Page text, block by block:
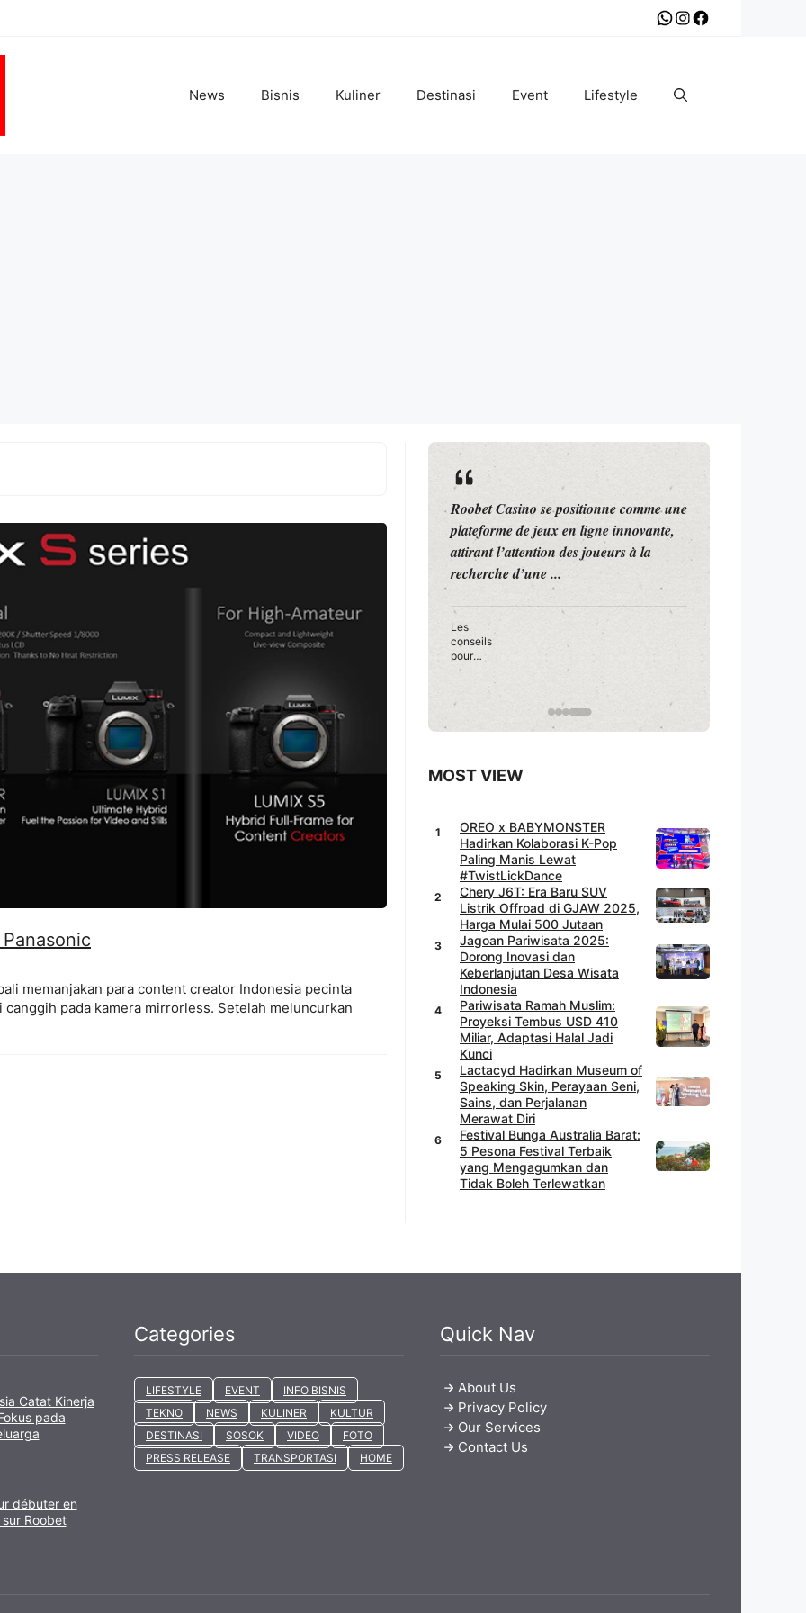
WhatsApp
Instagram
Facebook
News Bisnis Kuliner Destinasi Event Lifestyle
memanjakan para content creator Indonesia pecinta
pada kamera mirrorless. Setelah meluncurkan
tanah air
Catat Kinerja
pada
interface conviviale et une variété de
Pistolo
Casino ?
Roobet Casino se positionne comme une
plateforme de jeux en ligne innovante,
attirant l’attention des joueurs à la
recherche d’une ...
Les
conseils
pour
débuter
MOST VIEW
OREO x BABYMONSTER
Hadirkan Kolaborasi K-Pop
Paling Manis Lewat
#TwistLickDance
Chery J6T: Era Baru SUV
Listrik Offroad di GJAW 2025,
Harga Mulai 500 Jutaan
Jagoan Pariwisata 2025:
Dorong Inovasi dan
Keberlanjutan Desa Wisata
Indonesia
Pariwisata Ramah Muslim:
Proyeksi Tembus USD 410
Miliar, Adaptasi Halal Jadi
Kunci
Lactacyd Hadirkan Museum of
Speaking Skin, Perayaan Seni,
Sains, dan Perjalanan
Merawat Diri
Festival Bunga Australia Barat:
5 Pesona Festival Terbaik
yang Mengagumkan dan
Tidak Boleh Terlewatkan
Catat Kinerja
pada
débuter en
Roobet
Categories
LIFESTYLE EVENT
INFO BISNIS
TEKNO
NEWS KULINER
KULTUR
DESTINASI
SOSOK VIDEO
FOTO
PRESS RELEASE
TRANSPORTASI HOME
Quick Nav
About Us
Privacy Policy
Our Services
Contact Us